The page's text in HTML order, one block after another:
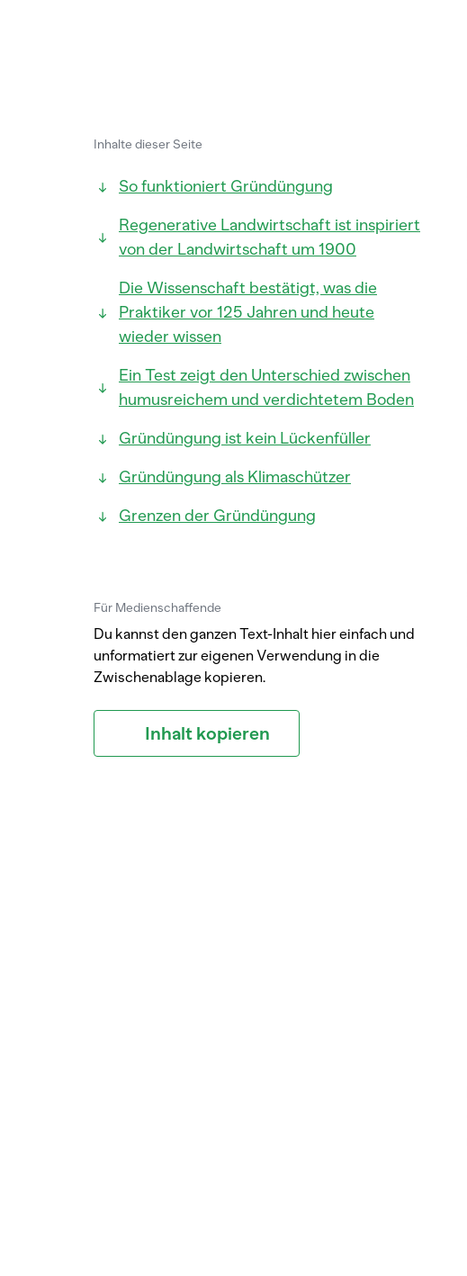
Inhalte dieser Seite
So funktioniert Gründüngung
Regenerative Landwirtschaft ist inspiriert
von der Landwirtschaft um 1900
Die Wissenschaft bestätigt, was die
Praktiker vor 125 Jahren und heute
wieder wissen
Ein Test zeigt den Unterschied zwischen
humusreichem und verdichtetem Boden
Gründüngung ist kein Lückenfüller
Gründüngung als Klimaschützer
Grenzen der Gründüngung
Für Medienschaffende
Du kannst den ganzen Text-Inhalt hier einfach und
unformatiert zur eigenen Verwendung in die
Zwischenablage kopieren.
Inhalt kopieren